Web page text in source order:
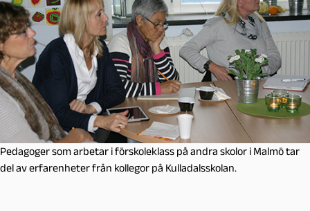
Pedagoger som arbetar i förskoleklass på andra skolor i Malmö tar
del av erfarenheter från kollegor på Kulladalsskolan.